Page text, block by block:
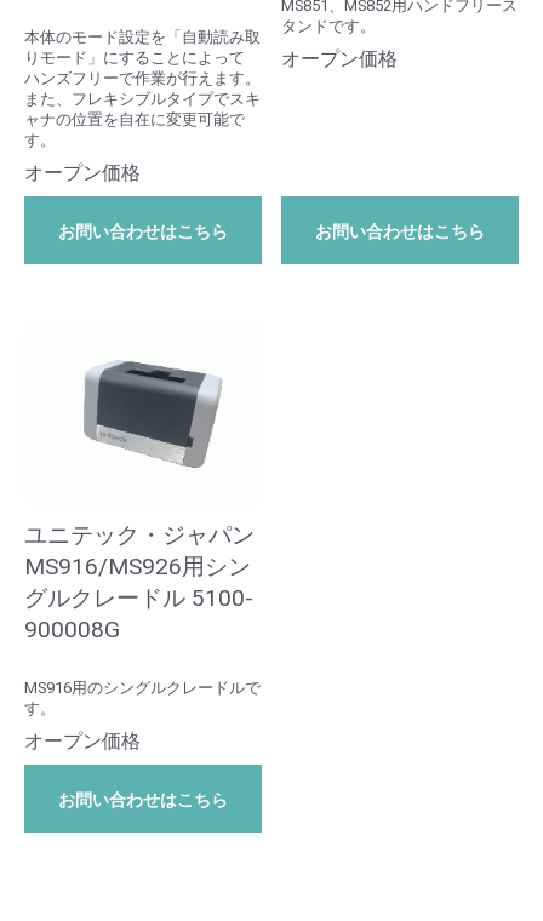
本体のモード設定を「自動読み取
りモード」にすることによって
ハンズフリーで作業が行えます。
また、フレキシブルタイプでスキ
ャナの位置を自在に変更可能で
す。
オープン価格
お問い合わせはこちら
MS851、MS852用ハンドフリース
タンドです。
オープン価格
お問い合わせはこちら
ユニテック・ジャパン
MS916/MS926用シン
グルクレードル 5100-
900008G
MS916用のシングルクレードルで
す。
オープン価格
お問い合わせはこちら